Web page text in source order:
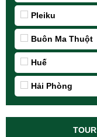
Pleiku
Buôn Ma Thuột
Huế
Hải Phòng